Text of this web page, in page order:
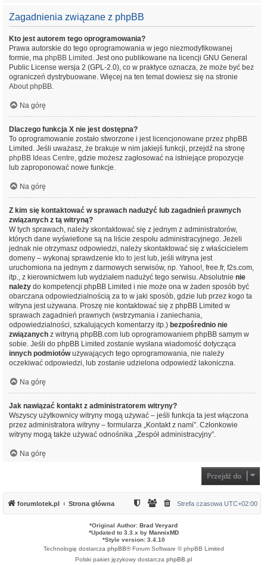
Zagadnienia związane z phpBB
Kto jest autorem tego oprogramowania?
Prawa autorskie do tego oprogramowania w jego niezmodyfikowanej
formie, ma phpBB Limited . Jest ono publikowane na licencji GNU General
Public License wersja 2 (GPL-2.0), co w praktyce oznacza, że może być bez
ograniczeń dystrybuowane. Więcej na ten temat dowiesz się na stronie
About phpBB.
Na górę
Dlaczego funkcja X nie jest dostępna?
To oprogramowanie zostało stworzone i jest licencjonowane przez phpBB
Limited. Jeśli uważasz, że brakuje w nim jakiejś funkcji, przejdź na stronę
phpBB Ideas Centre, gdzie możesz zagłosować na istniejące propozycje
lub zaproponować nowe funkcje.
Na górę
Z kim się kontaktować w sprawach nadużyć lub zagadnień prawnych
związanych z tą witryną?
W tych sprawach, należy skontaktować się z jednym z administratorów,
których dane wyświetlone są na liście zespołu administracyjnego. Jeżeli
jednak nie otrzymasz odpowiedzi, należy skontaktować się z właścicielem
domeny – wykonaj sprawdzenie kto to jestlub, jeśli witryna jest
uruchomiona na jednym z darmowych serwisów, np. Yahoo!, free.fr, f2s.com,
itp., z kierownictwem lub wydziałem nadużyć tego serwisu. Absolutnie nie
należy do kompetencji phpBB Limited i nie może ona w żaden sposób być
obarczana odpowiedzialnością za to w jaki sposób, gdzie lub przez kogo ta
witryna jest używana. Proszę nie kontaktować się z phpBB Limited w
sprawach zagadnień prawnych (wstrzymania i zaniechania,
odpowiedzialności, szkalujących komentarzy itp.) bezpośrednio nie
związanych z witryną phpBB.com lub oprogramowaniem phpBB samym w
sobie. Jeśli do phpBB Limited zostanie wysłana wiadomość dotycząca
innych podmiotówużywających tego oprogramowania, nie należy
oczekiwać odpowiedzi, lub zostanie udzielona odpowiedź lakoniczna.
Na górę
Jak nawiązać kontakt z administratorem witryny?
Wszyscy użytkownicy witryny mogą używać – jeśli funkcja ta jest włączona
przez administratora witryny – formularza „Kontakt z nami”. Członkowie
witryny mogą także używać odnośnika „Zespół administracyjny”.
Na górę
Przejdź do
forumlotek.pl Strona główna Strefa czasowa UTC+02:00
*Original Author: Brad Veryard
*Updated to 3.3.x by MannixMD
*Style version: 3.4.10
Technologię dostarcza phpBB® Forum Software © phpBB Limited
Polski pakiet językowy dostarcza phpBB.pl